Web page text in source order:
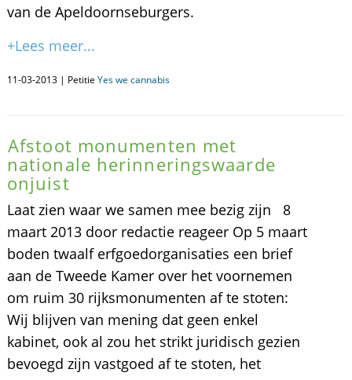
van de Apeldoornseburgers.
+Lees meer...
11-03-2013 | Petitie Yes we cannabis
Afstoot monumenten met
nationale herinneringswaarde
onjuist
Laat zien waar we samen mee bezig zijn 8
maart 2013 door redactie reageer Op 5 maart
boden twaalf erfgoedorganisaties een brief
aan de Tweede Kamer over het voornemen
om ruim 30 rijksmonumenten af te stoten:
Wij blijven van mening dat geen enkel
kabinet, ook al zou het strikt juridisch gezien
bevoegd zijn vastgoed af te stoten, het